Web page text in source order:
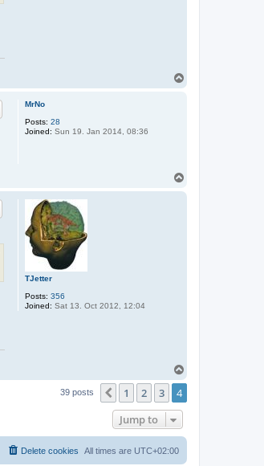
MrNo
Posts: 28
Joined: Sun 19. Jan 2014, 08:36
TJetter
Posts: 356
Joined: Sat 13. Oct 2012, 12:04
39 posts Previous
1 2 3 4
Jump to
All times are UTC+02:00
Delete cookies